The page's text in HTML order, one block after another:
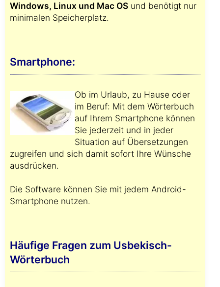
Windows, Linux und Mac OS und benötigt nur
minimalen Speicherplatz.
Smartphone:
Ob im Urlaub, zu Hause oder
im Beruf: Mit dem Wörterbuch
auf Ihrem Smartphone können
Sie jederzeit und in jeder
Situation auf Übersetzungen
zugreifen und sich damit sofort Ihre Wünsche
ausdrücken.
Die Software können Sie mit jedem Android-
Smartphone nutzen.
Häufige Fragen zum Usbekisch-
Wörterbuch